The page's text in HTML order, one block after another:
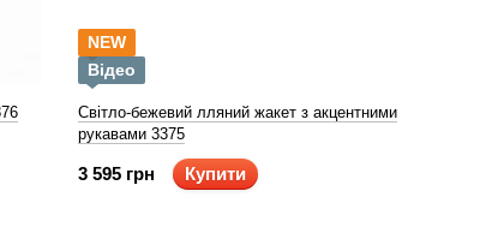
NEW
Відео
Світло-бежевий лляний жакет з акцентними
рукавами 3375
3 595 грн Купити